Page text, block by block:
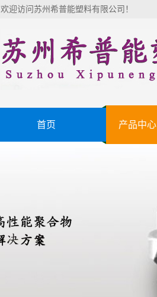
欢迎访问苏州希普能塑料有限公司！
首页 产品中心